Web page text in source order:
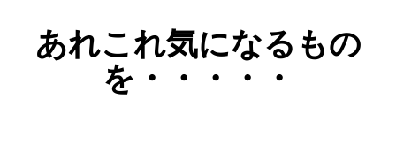
あれこれ気になるもの
を・・・・・